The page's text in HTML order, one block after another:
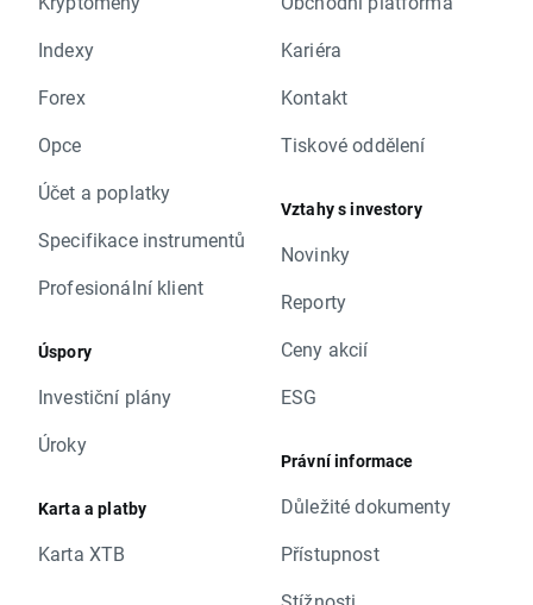
Indexy
Forex
Opce
Účet a poplatky
Specifikace instrumentů
Profesionální klient
Úspory
Investiční plány
Úroky
Karta a platby
Karta XTB
Kariéra
Kontakt
Tiskové oddělení
Vztahy s investory
Novinky
Reporty
Ceny akcií
ESG
Právní informace
Důležité dokumenty
Přístupnost